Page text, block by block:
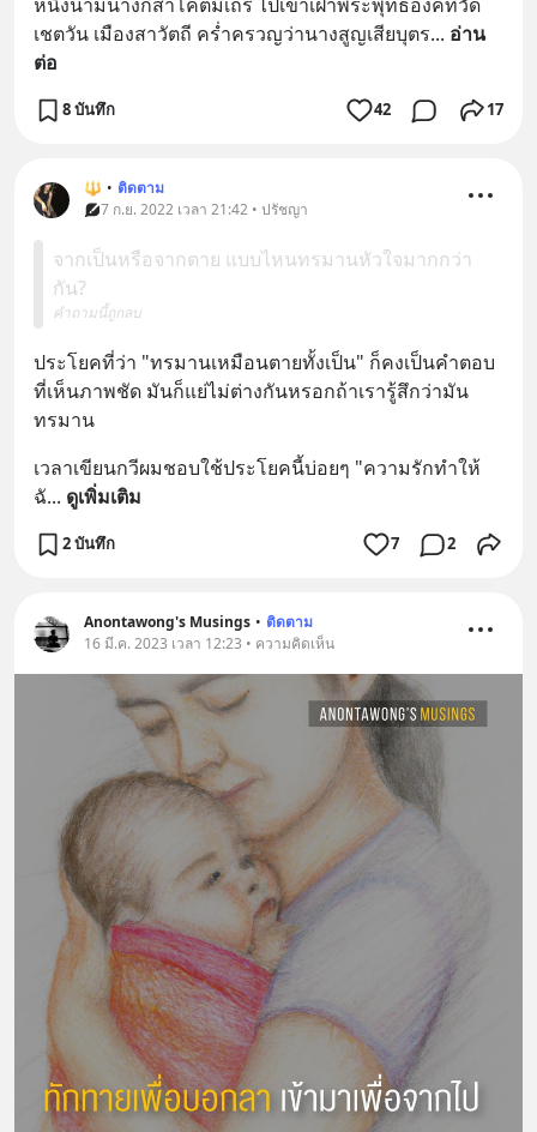
เชตวัน เมืองสาวัตถี คร่ำครวญว่านางสูญเสียบุตร... อ่าน
ต่อ
8 บันทึก 42 17
🔱 • ติดตาม
7 ก.ย. 2022 เวลา 21:42 • ปรัชญา
จากเป็นหรือจากตาย แบบไหนทรมานหัวใจมากกว่า
กัน?
คำถามนี้ถูกลบ
ประโยคที่ว่า "ทรมานเหมือนตายทั้งเป็น" ก็คงเป็นคำตอบ
ที่เห็นภาพชัด มันก็แย่ไม่ต่างกันหรอกถ้าเรารู้สึกว่ามัน
ทรมาน
เวลาเขียนกวีผมชอบใช้ประโยคนี้บ่อยๆ "ความรักทำให้
ฉั... ดูเพิ่มเติม
2 บันทึก 7 2
Anontawong's Musings • ติดตาม
16 มี.ค. 2023 เวลา 12:23 • ความคิดเห็น